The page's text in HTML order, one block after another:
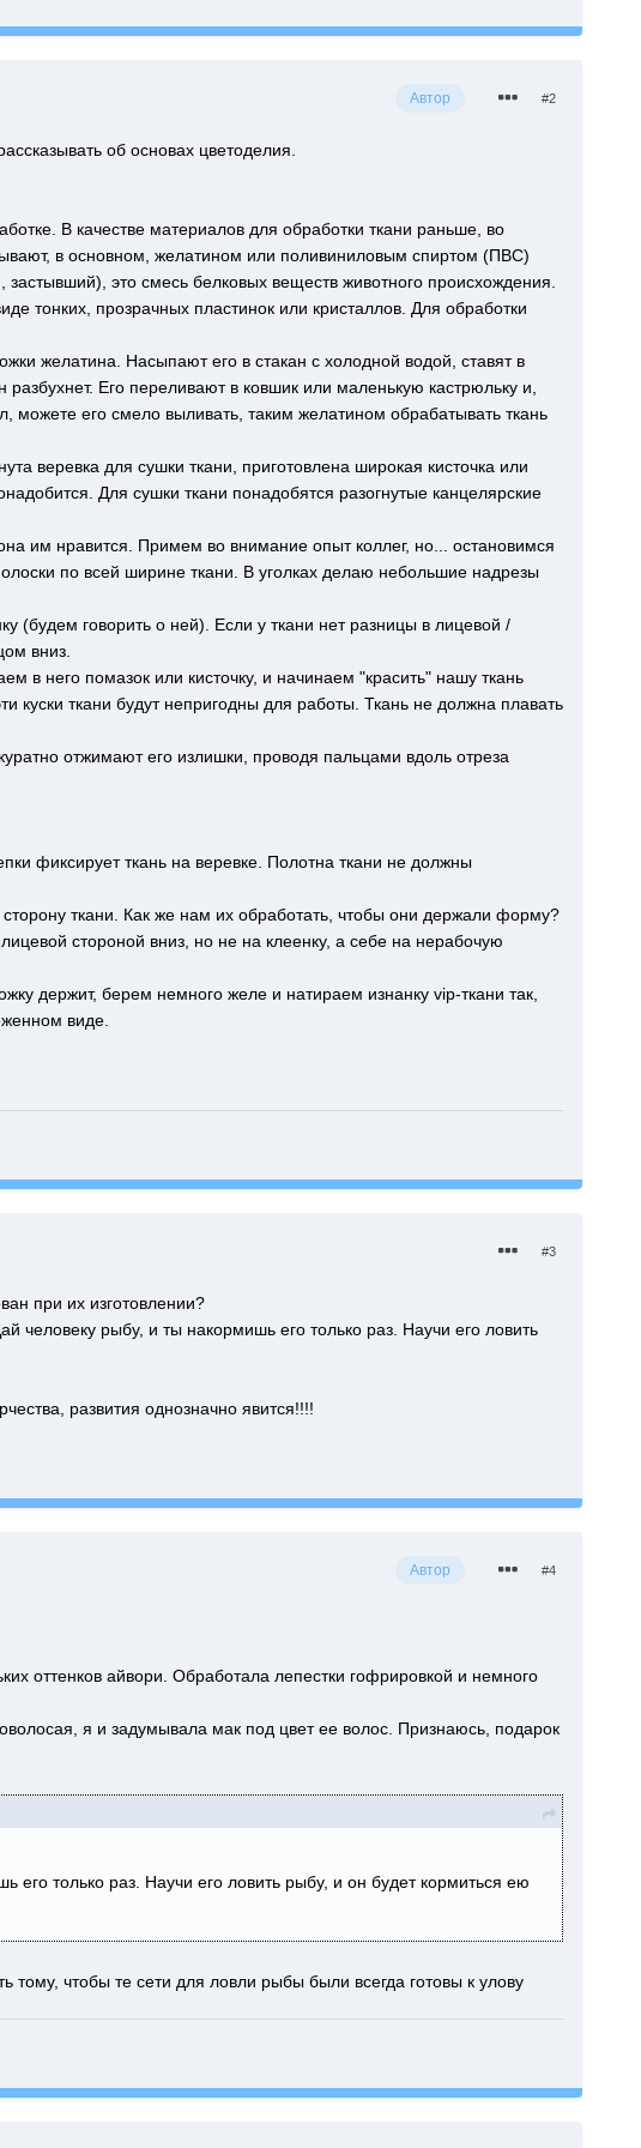
Автор #2
об основах цветоделия.
В качестве материалов для обработки ткани раньше, во
в основном, желатином или поливиниловым спиртом (ПВС)
это смесь белковых веществ животного происхождения.
тонких, прозрачных пластинок или кристаллов. Для обработки
желатина. Насыпают его в стакан с холодной водой, ставят в
Его переливают в ковшик или маленькую кастрюльку и,
его смело выливать, таким желатином обрабатывать ткань
веревка для сушки ткани, приготовлена широкая кисточка или
Для сушки ткани понадобятся разогнутые канцелярские
им нравится. Примем во внимание опыт коллег, но... остановимся
по всей ширине ткани. В уголках делаю небольшие надрезы
(будем говорить о ней). Если у ткани нет разницы в лицевой /
вниз.
в него помазок или кисточку, и начинаем "красить" нашу ткань
куски ткани будут непригодны для работы. Ткань не должна плавать
отжимают его излишки, проводя пальцами вдоль отреза
фиксирует ткань на веревке. Полотна ткани не должны
ткани. Как же нам их обработать, чтобы они держали форму?
стороной вниз, но не на клеенку, а себе на нерабочую
держит, берем немного желе и натираем изнанку vip-ткани так,
виде.
#3
при их изготовлении?
человеку рыбу, и ты накормишь его только раз. Научи его ловить
развития однозначно явится!!!!
Автор #4
оттенков айвори. Обработала лепестки гофрировкой и немного
я и задумывала мак под цвет ее волос. Признаюсь, подарок
его только раз. Научи его ловить рыбу, и он будет кормиться ею
чтобы те сети для ловли рыбы были всегда готовы к улову